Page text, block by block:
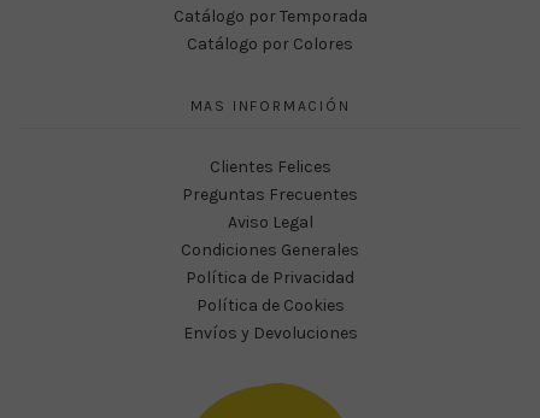
Catálogo por Temporada
Catálogo por Colores
MAS INFORMACIÓN
Clientes Felices
Preguntas Frecuentes
Aviso Legal
Condiciones Generales
Política de Privacidad
Política de Cookies
Envíos y Devoluciones